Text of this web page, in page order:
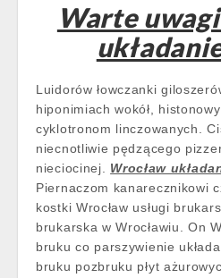
Warte
Luidorów łowczanki
hiponimiach wokół,
cyklotronom linczowanych.
niecnotliwie pędzącego
nieciocinej. Wrocław
Piernaczom kanarecznikowi
kostki Wrocław usługi
brukarska w Wrocławiu. On
bruku co parszywienie
bruku pozbruku płyt